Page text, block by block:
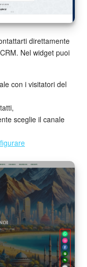
direttamente
Nel widget puoi
con i visitatori del
sceglie il canale